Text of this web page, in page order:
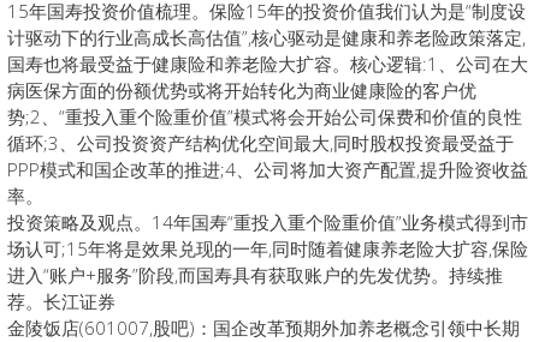
15年国寿投资价值梳理。保险15年的投资价值我们认为是“制度设
计驱动下的行业高成长高估值”,核心驱动是健康和养老险政策落定,
国寿也将最受益于健康险和养老险大扩容。核心逻辑:1、公司在大
病医保方面的份额优势或将开始转化为商业健康险的客户优
势;2、“重投入重个险重价值”模式将会开始公司保费和价值的良性
循环;3、公司投资资产结构优化空间最大,同时股权投资最受益于
PPP模式和国企改革的推进;4、公司将加大资产配置,提升险资收益
率。
投资策略及观点。14年国寿“重投入重个险重价值”业务模式得到市
场认可;15年将是效果兑现的一年,同时随着健康养老险大扩容,保险
进入“账户+服务”阶段,而国寿具有获取账户的先发优势。持续推
荐。长江证券
金陵饭店(601007,股吧)：国企改革预期外加养老概念引领中长期